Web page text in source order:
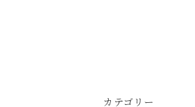
カテゴリー